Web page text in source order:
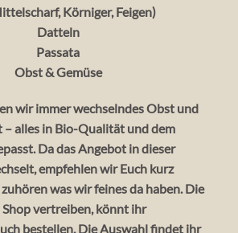
Körniger, Feigen)
Datteln
Passata
Obst & Gemüse
wir immer wechselndes Obst und
– alles in Bio-Qualität und dem
Da das Angebot in dieser
empfehlen wir Euch kurz
was wir feines da haben. Die
vertreiben, könnt ihr
bestellen. Die Auswahl findet ihr